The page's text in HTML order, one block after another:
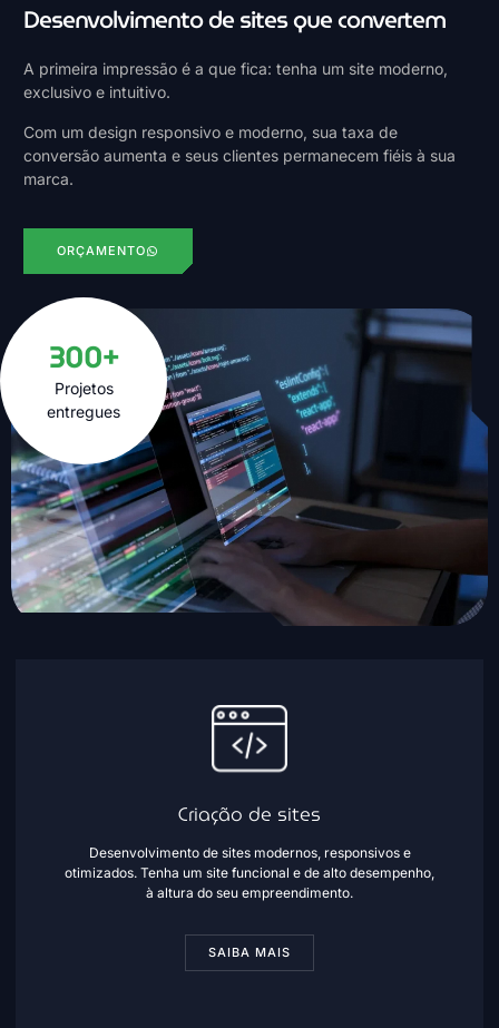
300+
Projetos
entregues
Desenvolvimento de sites que convertem
A primeira impressão é a que fica: tenha um site moderno,
exclusivo e intuitivo.
Com um design responsivo e moderno, sua taxa de
conversão aumenta e seus clientes permanecem fiéis à sua
marca.
ORÇAMENTO
Criação de sites
Desenvolvimento de sites modernos, responsivos e
otimizados. Tenha um site funcional e de alto desempenho,
à altura do seu empreendimento.
SAIBA MAIS